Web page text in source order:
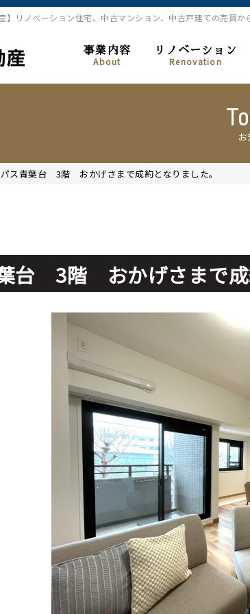
リノベーション住宅、中古マンション、中古戸建ての売買か
事業内容
About
リノベーション
Renovation
ス青葉台 3階 おかげさまで成約となりました。
台 3階 おかげさまで成